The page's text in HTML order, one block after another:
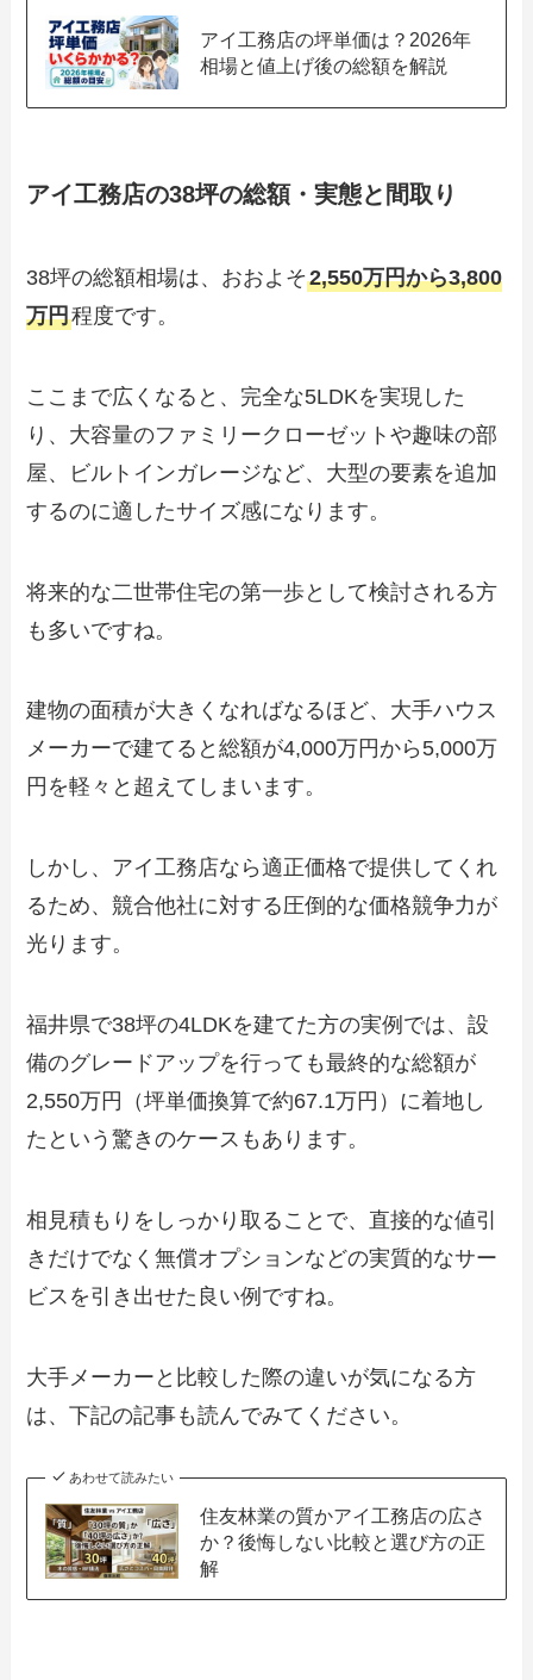
アイ工務店の坪単価は？2026年
相場と値上げ後の総額を解説
アイ工務店の38坪の総額・実態と間取り
38坪の総額相場は、おおよそ2,550万円から3,800
万円程度です。
ここまで広くなると、完全な5LDKを実現した
り、大容量のファミリークローゼットや趣味の部
屋、ビルトインガレージなど、大型の要素を追加
するのに適したサイズ感になります。
将来的な二世帯住宅の第一歩として検討される方
も多いですね。
建物の面積が大きくなればなるほど、大手ハウス
メーカーで建てると総額が4,000万円から5,000万
円を軽々と超えてしまいます。
しかし、アイ工務店なら適正価格で提供してくれ
るため、競合他社に対する圧倒的な価格競争力が
光ります。
福井県で38坪の4LDKを建てた方の実例では、設
備のグレードアップを行っても最終的な総額が
2,550万円（坪単価換算で約67.1万円）に着地し
たという驚きのケースもあります。
相見積もりをしっかり取ることで、直接的な値引
きだけでなく無償オプションなどの実質的なサー
ビスを引き出せた良い例ですね。
大手メーカーと比較した際の違いが気になる方
は、下記の記事も読んでみてください。
あわせて読みたい
住友林業の質かアイ工務店の広さ
か？後悔しない比較と選び方の正
解